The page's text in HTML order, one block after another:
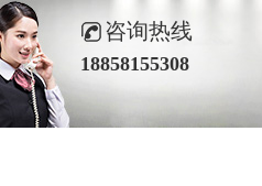
咨询热线
18858155308